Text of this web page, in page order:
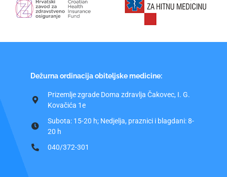
Dežurna ordinacija obiteljske medicine:
Prizemlje zgrade Doma zdravlja Čakovec, I. G.
Kovačića 1e
Subota: 15-20 h; Nedjelja, praznici i blagdani: 8-
20 h
040/372-301